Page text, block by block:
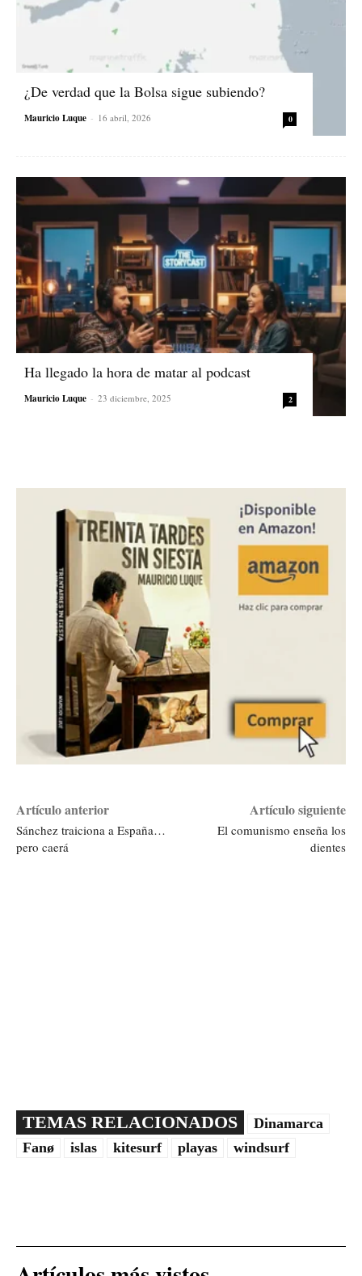
¿De verdad que la Bolsa sigue subiendo?
Mauricio Luque - 16 abril, 2026 0
Ha llegado la hora de matar al podcast
Mauricio Luque - 23 diciembre, 2025 2
Artículo anterior
Sánchez traiciona a España…
pero caerá
Artículo siguiente
El comunismo enseña los
dientes
TEMAS RELACIONADOS
Dinamarca
Fanø
islas kitesurf playas windsurf